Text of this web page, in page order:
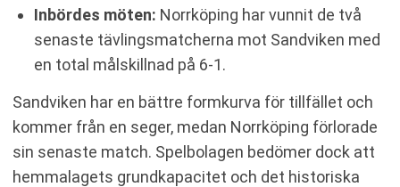
Inbördes möten: Norrköping har vunnit de två
senaste tävlingsmatcherna mot Sandviken med
en total målskillnad på 6-1.
Sandviken har en bättre formkurva för tillfället och
kommer från en seger, medan Norrköping förlorade
sin senaste match. Spelbolagen bedömer dock att
hemmalagets grundkapacitet och det historiska